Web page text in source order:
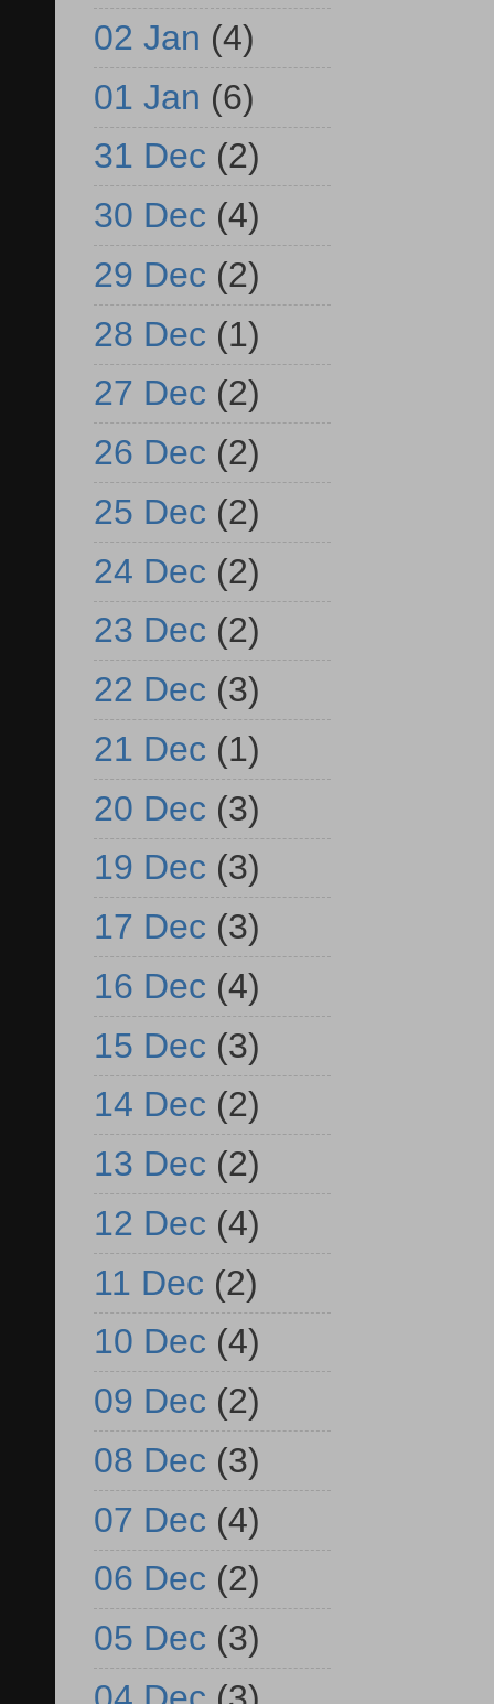
02 Jan (4)
01 Jan (6)
31 Dec (2)
30 Dec (4)
29 Dec (2)
28 Dec (1)
27 Dec (2)
26 Dec (2)
25 Dec (2)
24 Dec (2)
23 Dec (2)
22 Dec (3)
21 Dec (1)
20 Dec (3)
19 Dec (3)
17 Dec (3)
16 Dec (4)
15 Dec (3)
14 Dec (2)
13 Dec (2)
12 Dec (4)
11 Dec (2)
10 Dec (4)
09 Dec (2)
08 Dec (3)
07 Dec (4)
06 Dec (2)
05 Dec (3)